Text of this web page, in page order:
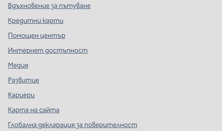
Вдъхновение за пътуване
Кредитни карти
Помощен център
Интернет достъпност
Медия
Развитие
Кариери
Карта на сайта
Глобална декларация за поверителност